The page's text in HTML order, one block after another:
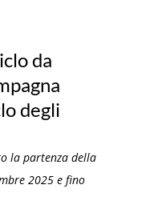
da
degli
la partenza della
2025 e fino